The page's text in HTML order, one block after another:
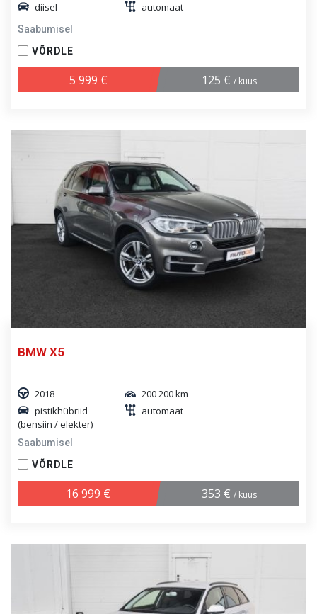
diisel
automaat
Saabumisel
VÕRDLE
5 999 € 125 € / kuus
BMW X5
2018
200 200 km
pistikhübriid
(bensiin / elekter)
automaat
Saabumisel
VÕRDLE
16 999 € 353 € / kuus